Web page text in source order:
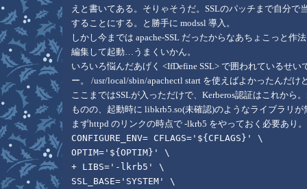
えと書いてある。そりゃそうだ。SSLのパッチまで自分で
することにする。と勝手に modssl 導入。
しかし今までは apache-SSL だったからなあちょこっと
編集して起動…うまくいかん。
いろいろ悩んだあげく <IfDefine SSL> で囲われているせ
ー。 /usr/local/sbin/apachectl start を使えばよかったんだけ
ここまではSSLが入っただけで、Kerberos認証はこれから
ものの、起動時に libkrb5.so(未確認)のようなライブラリ
まずhttpd のリンクの時点で -lkrb5 をやっておく必要あり
CONFIGURE_ENV= CFLAGS='${CFLAGS}' \
OPTIM='${OPTIM}' \
+ LIBS='-lkrb5' \
SSL_BASE='SYSTEM' \